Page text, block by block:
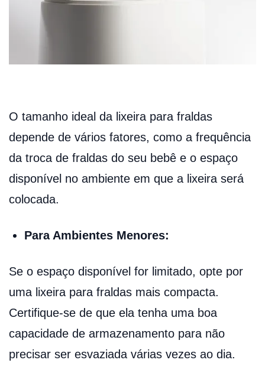
O tamanho ideal da lixeira para fraldas
depende de vários fatores, como a frequência
da troca de fraldas do seu bebê e o espaço
disponível no ambiente em que a lixeira será
colocada.
Para Ambientes Menores:
Se o espaço disponível for limitado, opte por
uma lixeira para fraldas mais compacta.
Certifique-se de que ela tenha uma boa
capacidade de armazenamento para não
precisar ser esvaziada várias vezes ao dia.